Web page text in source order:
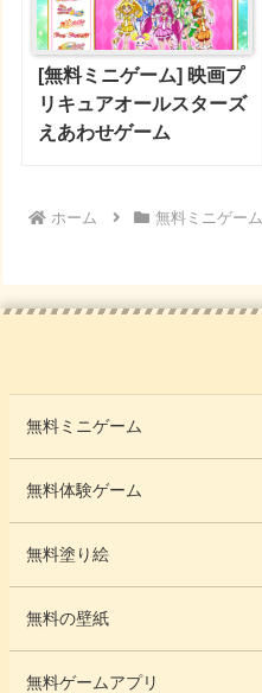
[無料ミニゲーム] 映画プ
リキュアオールスターズ
えあわせゲーム
ホーム 無料ミニゲーム
無料ミニゲーム
無料体験ゲーム
無料塗り絵
無料の壁紙
無料ゲームアプリ